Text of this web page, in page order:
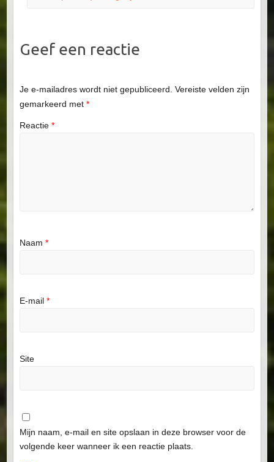
Geef een reactie
Je e-mailadres wordt niet gepubliceerd. Vereiste velden zijn
gemarkeerd met *
Reactie *
Naam *
E-mail *
Site
Mijn naam, e-mail en site opslaan in deze browser voor de
volgende keer wanneer ik een reactie plaats.